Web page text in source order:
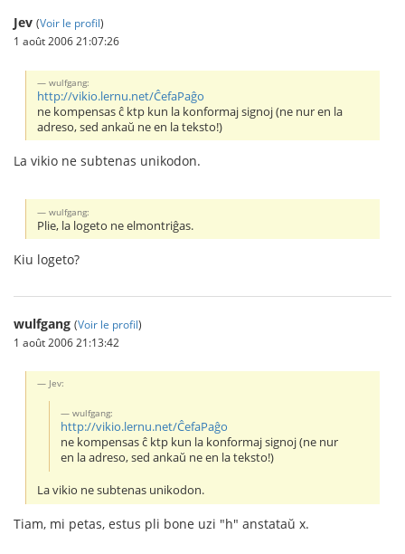
Jev (Voir le profil)
1 août 2006 21:07:26
wulfgang:
http://vikio.lernu.net/ĈefaPaĝo
ne kompensas ĉ ktp kun la konformaj signoj (ne nur en la
adreso, sed ankaŭ ne en la teksto!)
La vikio ne subtenas unikodon.
wulfgang:
Plie, la logeto ne elmontriĝas.
Kiu logeto?
wulfgang (Voir le profil)
1 août 2006 21:13:42
Jev:
wulfgang:
http://vikio.lernu.net/ĈefaPaĝo
ne kompensas ĉ ktp kun la konformaj signoj (ne nur
en la adreso, sed ankaŭ ne en la teksto!)
La vikio ne subtenas unikodon.
Tiam, mi petas, estus pli bone uzi "h" anstataŭ x.